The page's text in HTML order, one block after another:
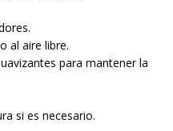
al aire libre.
para mantener la
si es necesario.